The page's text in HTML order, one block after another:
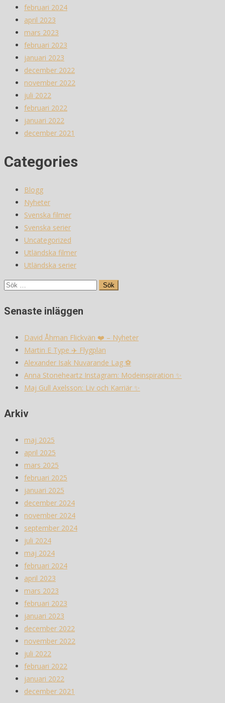
februari 2024
april 2023
mars 2023
februari 2023
januari 2023
december 2022
november 2022
juli 2022
februari 2022
januari 2022
december 2021
Categories
Blogg
Nyheter
Svenska filmer
Svenska serier
Uncategorized
Utländska filmer
Utländska serier
Sök
Senaste inläggen
David Åhman Flickvän ❤️ – Nyheter
Martin E Type ✈️ Flygplan
Alexander Isak Nuvarande Lag ⚽️
Anna Stoneheartz Instagram: Modeinspiration ✨
Maj Gull Axelsson: Liv och Karriär ✨
Arkiv
maj 2025
april 2025
mars 2025
februari 2025
januari 2025
december 2024
november 2024
september 2024
juli 2024
maj 2024
februari 2024
april 2023
mars 2023
februari 2023
januari 2023
december 2022
november 2022
juli 2022
februari 2022
januari 2022
december 2021